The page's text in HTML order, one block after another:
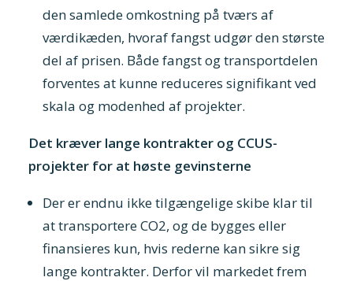
den samlede omkostning på tværs af
værdikæden, hvoraf fangst udgør den største
del af prisen. Både fangst og transportdelen
forventes at kunne reduceres signifikant ved
skala og modenhed af projekter.
Det kræver lange kontrakter og CCUS-
projekter for at høste gevinsterne
Der er endnu ikke tilgængelige skibe klar til
at transportere CO2, og de bygges eller
finansieres kun, hvis rederne kan sikre sig
lange kontrakter. Derfor vil markedet frem